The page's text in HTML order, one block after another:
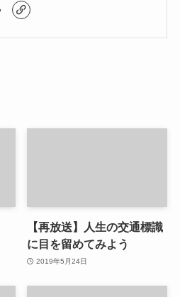
【再放送】人生の交通標識
に目を留めてみよう
2019年5月24日